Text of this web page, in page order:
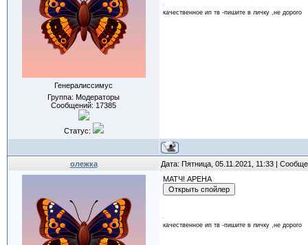
Генералиссимус
Группа: Модераторы
Сообщений: 17385
Статус:
качественное ип тв -пишите в личку ,не дорого
олежка Дата: Пятница, 05.11.2021, 11:33 |
МАТЧ! АРЕНА
качественное ип тв -пишите в личку ,не дорого